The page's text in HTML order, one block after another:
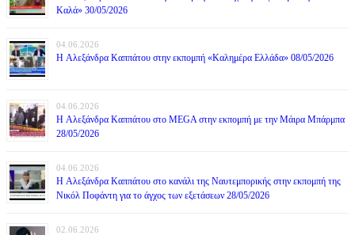
Καλά» 30/05/2026
04.06.2026
H Αλεξάνδρα Καππάτου στην εκπομπή «Καλημέρα Ελλάδα» 08/05/2026
04.06.2026
H Αλεξάνδρα Καππάτου στο MEGA στην εκπομπή με την Μάιρα Mπάρμπα
28/05/2026
04.06.2026
H Αλεξάνδρα Καππάτου στο κανάλι της Ναυτεμπορικής στην εκπομπή της
Νικόλ Ποφάντη για το άγχος των εξετάσεων 28/05/2026
02.06.2026